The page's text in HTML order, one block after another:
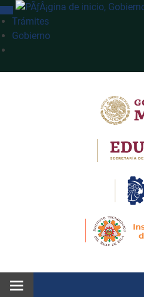
INTERRUPTOR DE NAVEGACIÓN
Trámites
Gobierno